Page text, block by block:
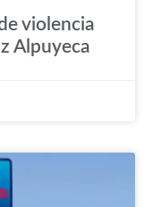
violencia
Alpuyeca